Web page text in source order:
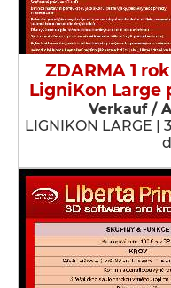
ZDARMA 1
LigniKon Large
Verkauf /
LIGNIKON LARGE